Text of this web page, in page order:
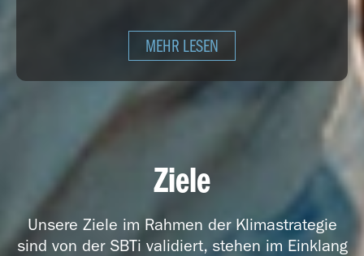
MEHR LESEN
Ziele
Unsere Ziele im Rahmen der Klimastrategie
sind von der SBTi validiert, stehen im Einklang